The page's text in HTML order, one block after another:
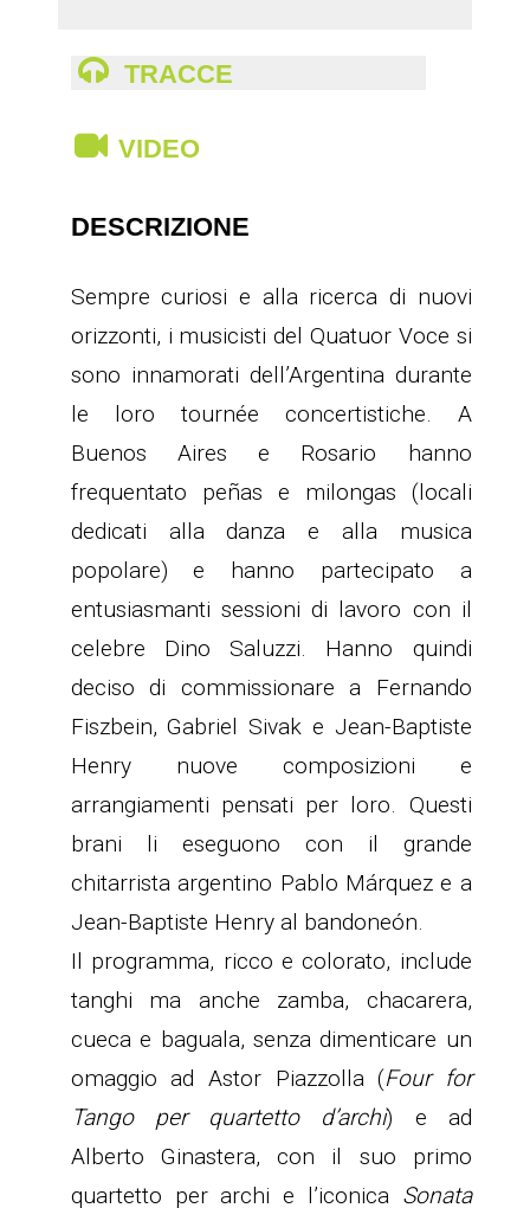
TRACCE
VIDEO
DESCRIZIONE
Sempre curiosi e alla ricerca di nuovi
orizzonti, i musicisti del Quatuor Voce si
sono innamorati dell’Argentina durante
le loro tournée concertistiche. A
Buenos Aires e Rosario hanno
frequentato peñas e milongas (locali
dedicati alla danza e alla musica
popolare) e hanno partecipato a
entusiasmanti sessioni di lavoro con il
celebre Dino Saluzzi. Hanno quindi
deciso di commissionare a Fernando
Fiszbein, Gabriel Sivak e Jean-Baptiste
Henry nuove composizioni e
arrangiamenti pensati per loro. Questi
brani li eseguono con il grande
chitarrista argentino Pablo Márquez e a
Jean-Baptiste Henry al bandoneón.
Il programma, ricco e colorato, include
tanghi ma anche zamba, chacarera,
cueca e baguala, senza dimenticare un
omaggio ad Astor Piazzolla (Four for
Tango per quartetto d’archi) e ad
Alberto Ginastera, con il suo primo
quartetto per archi e l’iconica Sonata